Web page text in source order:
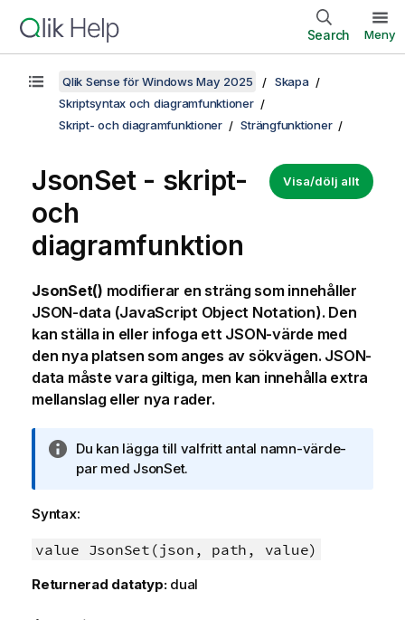
Search Meny
Qlik Sense för Windows May 2025
Skapa
Skriptsyntax och diagramfunktioner
Skript- och diagramfunktioner
Strängfunktioner
Visa/dölj allt
JsonSet - skript-
och
diagramfunktion
JsonSet() modifierar en sträng som innehåller
JSON-data (JavaScript Object Notation). Den
kan ställa in eller infoga ett JSON-värde med
den nya platsen som anges av sökvägen. JSON-
data måste vara giltiga, men kan innehålla extra
mellanslag eller nya rader.
A
n
e
k
i
Du kan lägga till valfritt antal namn-värde-
par med JsonSet.
Syntax:
value JsonSet(json, path, value)
Returnerad datatyp: dual